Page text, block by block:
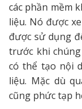
các phần mềm
liệu. Nó được
được sử dụng
trước khi
có thể tạo nội
liệu. Mặc dù
cũng phức tạp